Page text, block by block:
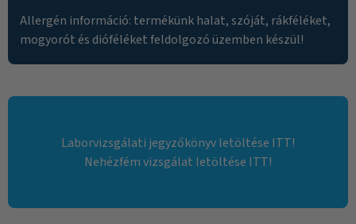
Allergén információ: termékünk halat, szóját, rákféléket,
mogyorót és dióféléket feldolgozó üzemben készül!
Laborvizsgálati jegyzőkönyv letöltése ITT!
Nehézfém vizsgálat letöltése ITT!